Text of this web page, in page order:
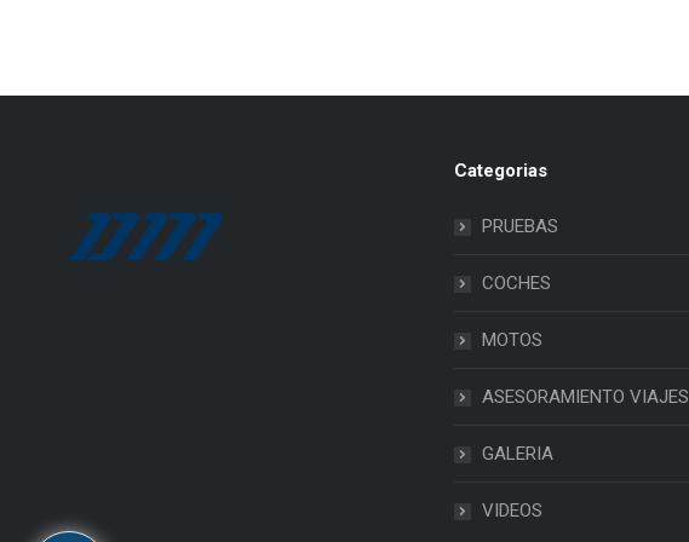
Categorias
PRUEBAS
COCHES
MOTOS
ASESORAMIENTO VIAJES
GALERIA
VIDEOS